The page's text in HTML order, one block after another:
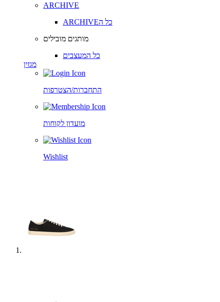
ARCHIVE
ARCHIVEכל ה
מותגים מובילים
כל המעצבים
מגזין
התחברות/הצטרפות
מועדון לקוחות
Wishlist